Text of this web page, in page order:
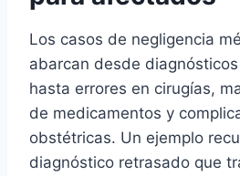
Los casos de negligencia
abarcan desde
hasta errores en cirugías,
de medicamentos y
obstétricas. Un ejemplo
diagnóstico retrasado que